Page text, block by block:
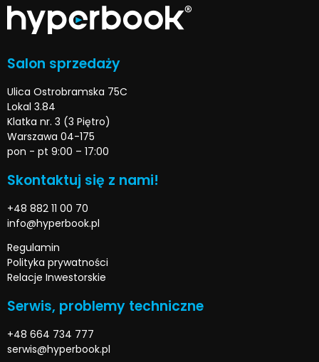
Salon sprzedaży
Ulica Ostrobramska 75C
Lokal 3.84
Klatka nr. 3 (3 Piętro)
Warszawa 04-175
pon - pt 9:00 – 17:00
Skontaktuj się z nami!
+48 882 11 00 70
info@hyperbook.pl
Regulamin
Polityka prywatności
Relacje Inwestorskie
Serwis, problemy techniczne
+48 664 734 777
serwis@hyperbook.pl